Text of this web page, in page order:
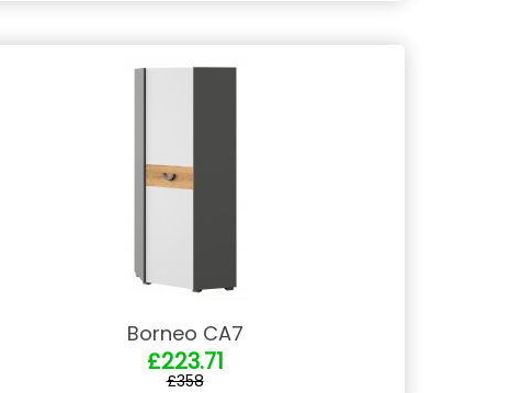
Borneo CA7
£223.71
£358